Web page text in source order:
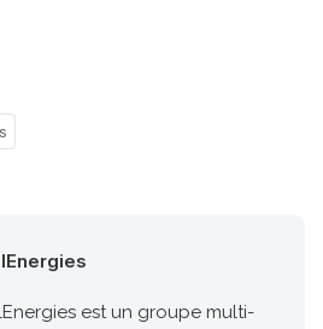
est un groupe multi-